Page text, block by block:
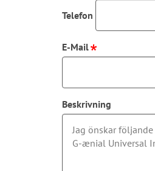
Telefon
E-Mail
Beskrivning